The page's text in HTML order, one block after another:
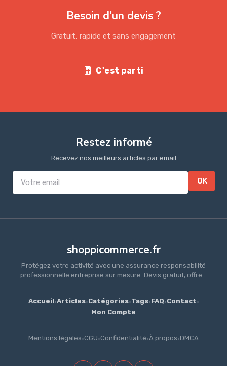
Besoin d'un devis ?
Gratuit, rapide et sans engagement
C'est parti
Restez informé
Recevez nos meilleurs articles par email
OK
shoppicommerce.fr
Protégez votre activité avec une assurance responsabilité
professionnelle entreprise sur mesure. Devis gratuit, offre...
Accueil·Articles·Catégories·Tags·FAQ·Contact·
Mon Compte
Mentions légales·CGU·Confidentialité·À propos·DMCA